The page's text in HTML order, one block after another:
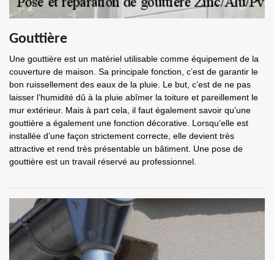
Gouttière
Une gouttière est un matériel utilisable comme équipement de la
couverture de maison. Sa principale fonction, c’est de garantir le
bon ruissellement des eaux de la pluie. Le but, c’est de ne pas
laisser l’humidité dû à la pluie abîmer la toiture et pareillement le
mur extérieur. Mais à part cela, il faut également savoir qu’une
gouttière a également une fonction décorative. Lorsqu’elle est
installée d’une façon strictement correcte, elle devient très
attractive et rend très présentable un bâtiment. Une pose de
gouttière est un travail réservé au professionnel.